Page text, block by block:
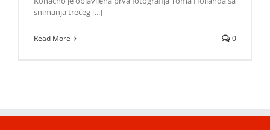
snimanja trećeg [...]
Read More 0